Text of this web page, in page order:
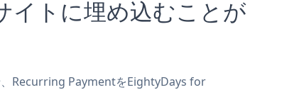
トに埋め込むことが
Recurring PaymentをEightyDays for